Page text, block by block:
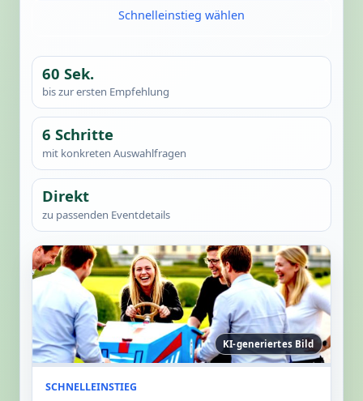
Schnelleinstieg wählen
60 Sek.
bis zur ersten Empfehlung
6 Schritte
mit konkreten Auswahlfragen
Direkt
zu passenden Eventdetails
KI-generiertes Bild
SCHNELLEINSTIEG